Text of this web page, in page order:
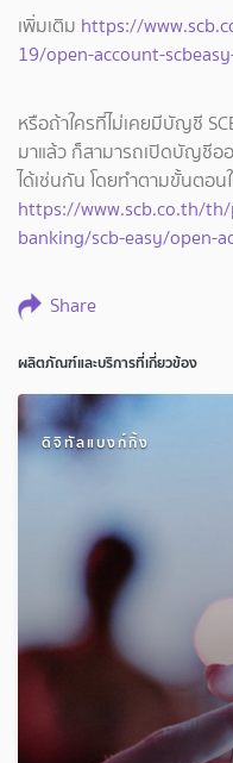
เพิ่มเติม https://
19/open-account-
หรือถ้าใครที่ไม่เคยมีบัญชี
มาแล้ว ก็สามารถเปิดบัญชีอ
ได้เช่นกัน โดยทำตามขั้นตอน
https://www.scb.co.th/
banking/scb-easy/open-
Share
ผลิตภัณฑ์และบริการที่เกี่ยวข้อง
ดิจิทัลแบงก์กิ้ง